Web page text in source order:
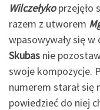
Wilczełykoprzejęło
razem z utworem
wpasowywały się
Skubas nie
swoje kompozycje.
numerem starał się
powiedzieć do niej